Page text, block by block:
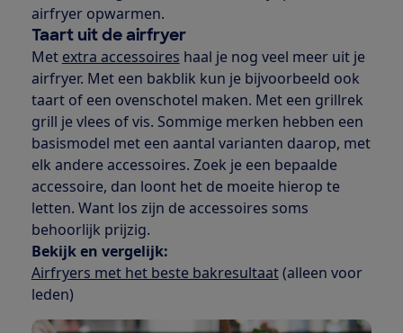
airfryer opwarmen.
Taart uit de airfryer
Met extra accessoires haal je nog veel meer uit je
airfryer. Met een bakblik kun je bijvoorbeeld ook
taart of een ovenschotel maken. Met een grillrek
grill je vlees of vis. Sommige merken hebben een
basismodel met een aantal varianten daarop, met
elk andere accessoires. Zoek je een bepaalde
accessoire, dan loont het de moeite hierop te
letten. Want los zijn de accessoires soms
behoorlijk prijzig.
Bekijk en vergelijk:
Airfryers met het beste bakresultaat(alleen voor
leden)